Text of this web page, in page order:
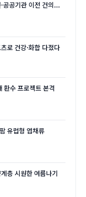
공공기관 이전 건의...
로 건강·화합 다졌다
환수 프로젝트 본격
유럽형 엽채류
층 시원한 여름나기